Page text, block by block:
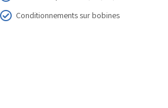
Conditionnements sur bobines